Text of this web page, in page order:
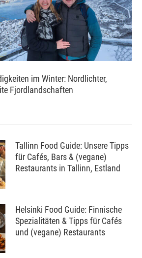
im Winter: Nordlichter,
Fjordlandschaften
Tallinn Food Guide: Unsere Tipps
für Cafés, Bars & (vegane)
Restaurants in Tallinn, Estland
Helsinki Food Guide: Finnische
Spezialitäten & Tipps für Cafés
und (vegane) Restaurants